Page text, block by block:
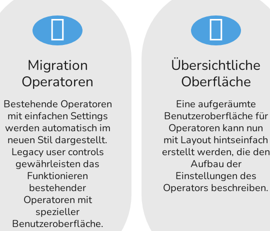
Migration
Operatoren
Bestehende Operatoren
mit einfachen Settings
werden automatisch im
neuen Stil dargestellt.
Legacy user controls
gewährleisten das
Funktionieren
bestehender
Operatoren mit
spezieller
Benutzeroberfläche.
Übersichtliche
Oberfläche
Eine aufgeräumte
Benutzeroberfläche für
Operatoren kann nun
mit Layout hintseinfach
erstellt werden, die den
Aufbau der
Einstellungen des
Operators beschreiben.